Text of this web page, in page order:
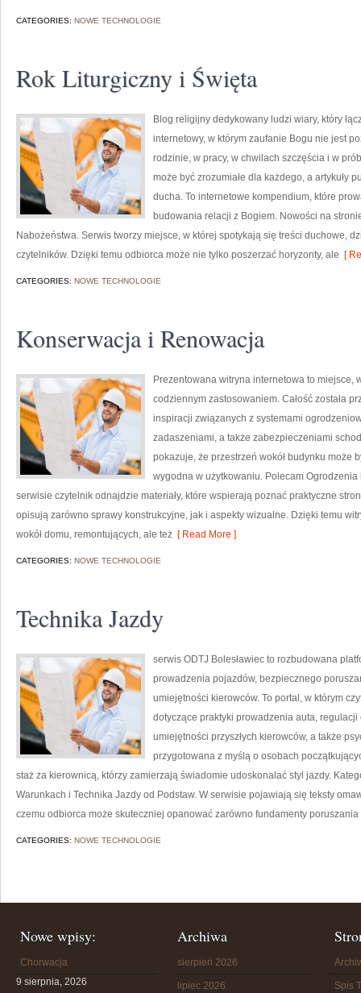
CATEGORIES: NOWE TECHNOLOGIE
Rok Liturgiczny i Święta
Blog religijny dedykowany ludzi wiary, który
internetowy, w którym zaufanie Bogu nie jest
rodzinie, w pracy, w chwilach szczęścia i w
może być zrozumiałe dla każdego, a artykuły
ducha. To internetowe kompendium, które
budowania relacji z Bogiem. Nowości na
Nabożeństwa. Serwis tworzy miejsce, w której spotykają się treści duchowe,
czytelników. Dzięki temu odbiorca może nie tylko poszerzać horyzonty, ale [
CATEGORIES: NOWE TECHNOLOGIE
Konserwacja i Renowacja
Prezentowana witryna internetowa to miejsce,
codziennym zastosowaniem. Całość została
inspiracji związanych z systemami
zadaszeniami, a także zabezpieczeniami
pokazuje, że przestrzeń wokół budynku może
wygodna w użytkowaniu. Polecam Ogrodzenia
serwisie czytelnik odnajdzie materiały, które wspierają poznać praktyczne
opisują zarówno sprawy konstrukcyjne, jak i aspekty wizualne. Dzięki temu
wokół domu, remontujących, ale też [ Read More ]
CATEGORIES: NOWE TECHNOLOGIE
Technika Jazdy
serwis ODTJ Bolesławiec to rozbudowana
prowadzenia pojazdów, bezpiecznego
umiejętności kierowców. To portal, w którym
dotyczące praktyki prowadzenia auta,
umiejętności przyszłych kierowców, a także
przygotowana z myślą o osobach
staż za kierownicą, którzy zamierzają świadomie udoskonalać styl jazdy.
Warunkach i Technika Jazdy od Podstaw. W serwisie pojawiają się teksty
czemu odbiorca może skuteczniej opanować zarówno fundamenty poruszania
CATEGORIES: NOWE TECHNOLOGIE
Nowe wpisy:
Chorwacja
9 sierpnia, 2026
Archiwa
sierpień 2026
lipiec 2026 Spis